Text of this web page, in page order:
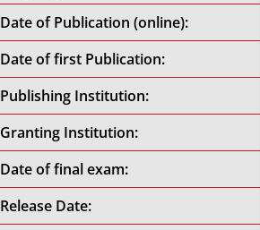
Date of Publication (online):
Date of first Publication:
Publishing Institution:
Granting Institution:
Date of final exam:
Release Date: